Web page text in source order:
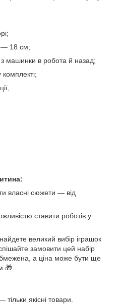
— 18 см;
машинки в робота й назад;
комплекті;
власні сюжети — від
ставити роботів у
великий вибір іграшок
замовити цей набір
а ціна може бути ще
🎁.
якісні товари.